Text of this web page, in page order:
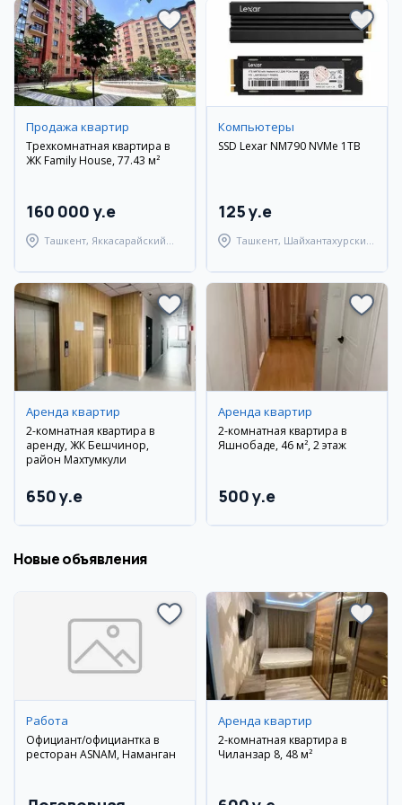
Продажа квартир
Трехкомнатная квартира в
ЖК Family House, 77.43 м²
160 000 y.e
Ташкент, Яккасарайский
Компьютеры
SSD Lexar NM790 NVMe 1TB
125 y.e
Ташкент, Шайхантахурский
Аренда квартир
2-комнатная квартира в
аренду, ЖК Бешчинор,
район Махтумкули
650 y.e
Аренда квартир
2-комнатная квартира в
Яшнобаде, 46 м², 2 этаж
500 y.e
Новые объявления
Работа
Официант/официантка в
ресторан ASNAM, Наманган
Аренда квартир
2-комнатная квартира в
Чиланзар 8, 48 м²